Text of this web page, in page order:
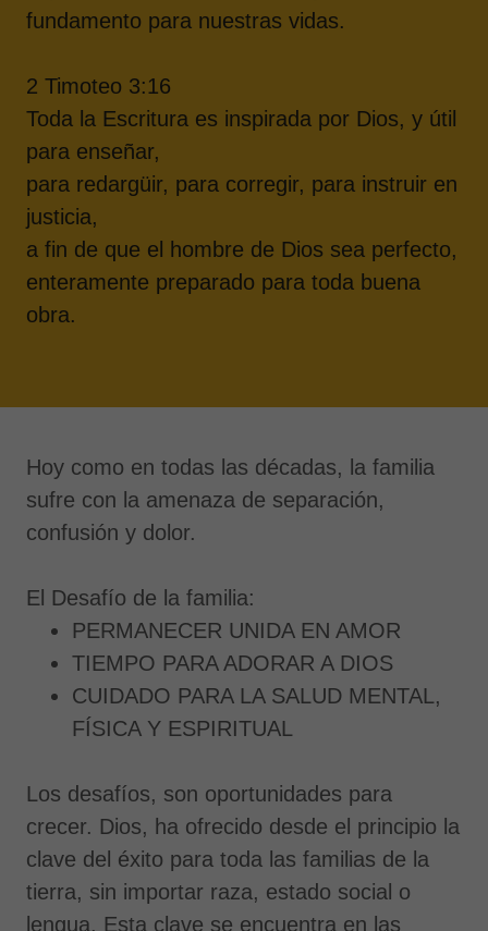
fundamento para nuestras vidas.
2 Timoteo 3:16
Toda la Escritura es inspirada por Dios, y útil
para enseñar,
para redargüir, para corregir, para instruir en
justicia,
a fin de que el hombre de Dios sea perfecto,
enteramente preparado para toda buena
obra.
Hoy como en todas las décadas, la familia
sufre con la amenaza de separación,
confusión y dolor.
El Desafío de la familia:
PERMANECER UNIDA EN AMOR
TIEMPO PARA ADORAR A DIOS
CUIDADO PARA LA SALUD MENTAL,
FÍSICA Y ESPIRITUAL
Los desafíos, son oportunidades para
crecer. Dios, ha ofrecido desde el principio la
clave del éxito para toda las familias de la
tierra, sin importar raza, estado social o
lengua. Esta clave se encuentra en las